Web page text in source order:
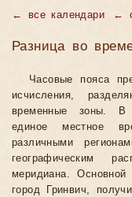
← все календари ←
Разница во
Часовые пояса
исчисления,
временные зоны. В
единое местное
различными
географическим
меридиана. Основной
город Гринвич,